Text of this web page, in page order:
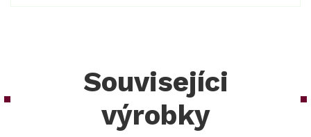
Souvisejíci
výrobky